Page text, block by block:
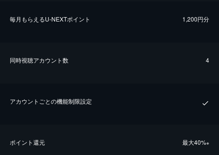
毎⽉もらえるU-NEXTポイント 1,200円分
同時視聴アカウント数 4
アカウントごとの機能制限設定
ポイント還元 最⼤40%※